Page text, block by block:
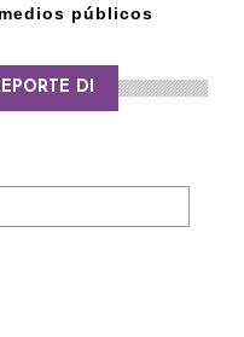
públicos
DI